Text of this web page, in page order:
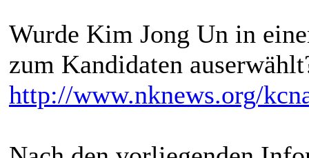
Wurde Kim Jong Un in
zum Kandidaten
http://www.nknews.org/